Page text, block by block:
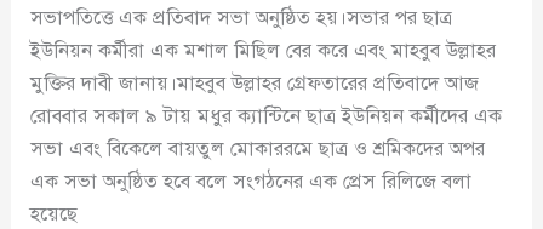
সভাপতিত্তে এক প্রতিবাদ সভা অনুষ্ঠিত হয়।সভার পর ছাত্র
ইউনিয়ন কর্মীরা এক মশাল মিছিল বের করে এবং মাহবুব উল্লাহর
মুক্তির দাবী জানায়।মাহবুব উল্লাহর গ্রেফতারের প্রতিবাদে আজ
রোববার সকাল ৯ টায় মধুর ক্যান্টিনে ছাত্র ইউনিয়ন কর্মীদের এক
সভা এবং বিকেলে বায়তুল মোকাররমে ছাত্র ও শ্রমিকদের অপর
এক সভা অনুষ্ঠিত হবে বলে সংগঠনের এক প্রেস রিলিজে বলা
হয়েছে